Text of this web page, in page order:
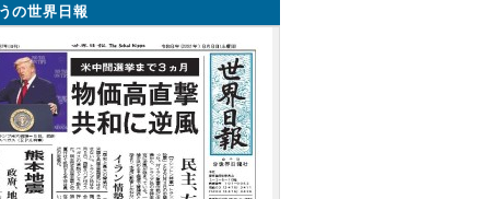
の世界日報